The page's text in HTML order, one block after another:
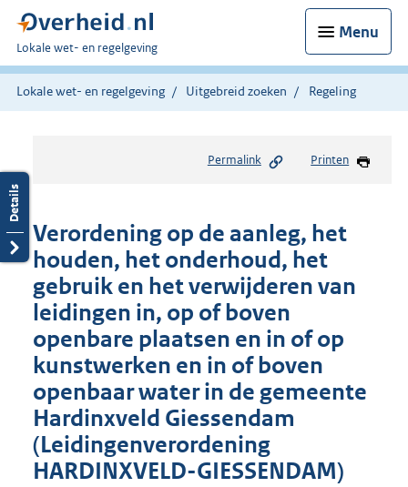
Menu
U
bent
hier:
Lokale wet- en regelgeving
Lokale wet- en regelgeving Uitgebreid zoeken Regeling
Permalink Printen
Verordening op de aanleg, het
houden, het onderhoud, het
gebruik en het verwijderen van
leidingen in, op of boven
openbare plaatsen en in of op
kunstwerken en in of boven
openbaar water in de gemeente
Hardinxveld Giessendam
(Leidingenverordening
HARDINXVELD-GIESSENDAM)